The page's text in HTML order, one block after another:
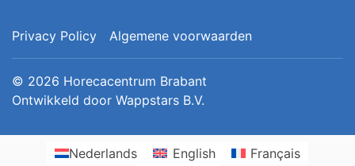
Privacy Policy Algemene voorwaarden
© 2026 Horecacentrum Brabant
Ontwikkeld door Wappstars B.V.
Nederlands English Français